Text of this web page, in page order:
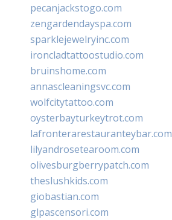
pecanjackstogo.com
zengardendayspa.com
sparklejewelryinc.com
ironcladtattoostudio.com
bruinshome.com
annascleaningsvc.com
wolfcitytattoo.com
oysterbayturkeytrot.com
lafronterarestauranteybar.com
lilyandrosetearoom.com
olivesburgberrypatch.com
theslushkids.com
giobastian.com
glpascensori.com